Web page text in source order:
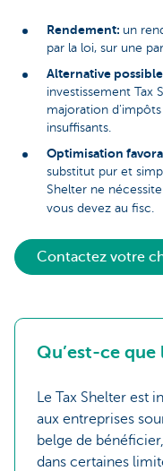
Rendement: un
par la loi, sur une
Alternative
investissement Tax
majoration
insuffisants.
Optimisation
substitut pur et
Shelter ne
vous devez au fisc.
Contactez votre
Qu’est-ce que
Le Tax Shelter est
aux entreprises
belge de
dans certaines